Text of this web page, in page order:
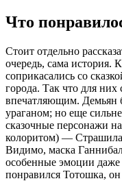
Что
Стоит отдельно
очередь, сама история.
соприкасались со
города. Так что для
впечатляющим. Демьян
ураганом; но еще
сказочные персонажи
колоритом) —
Видимо, маска
особенные эмоции даже
понравился Тотошка,